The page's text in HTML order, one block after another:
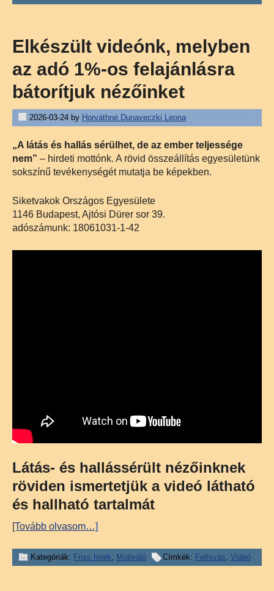
Elkészült videónk, melyben
az adó 1%-os felajánlásra
bátorítjuk nézőinket
2026-03-24 by Horváthné Dunaveczki Leona
„A látás és hallás sérülhet, de az ember teljessége
nem” – hirdeti mottónk. A rövid összeállítás egyesületünk
sokszínű tevékenységét mutatja be képekben.
Siketvakok Országos Egyesülete
1146 Budapest, Ajtósi Dürer sor 39.
adószámunk: 18061031-1-42
Látás- és hallássérült nézőinknek
röviden ismertetjük a videó látható
és hallható tartalmát
[Tovább olvasom…]
Kategóriák: Friss hírek, Motiváló Címkék: Felhívás, Videó